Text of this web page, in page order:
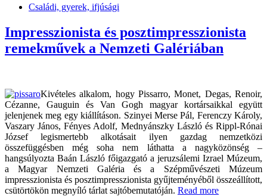
Családi, gyerek, ifjúsági
Impresszionista és posztimpresszionista
remekművek a Nemzeti Galériában
Kivételes alkalom, hogy Pissarro, Monet, Degas, Renoir,
Cézanne, Gauguin és Van Gogh magyar kortársaikkal együtt
jelenjenek meg egy kiállításon. Szinyei Merse Pál, Ferenczy Károly,
Vaszary János, Fényes Adolf, Mednyánszky László és Rippl-Rónai
József legismertebb alkotásait ilyen gazdag nemzetközi
összefüggésben még soha nem láthatta a nagyközönség –
hangsúlyozta Baán László főigazgató a jeruzsálemi Izrael Múzeum,
a Magyar Nemzeti Galéria és a Szépművészeti Múzeum
impresszionista és posztimpresszionista gyűjteményéből összeállított,
csütörtökön megnyíló tárlat sajtóbemutatóján. Read more